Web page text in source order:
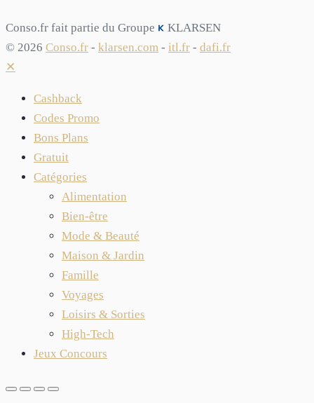
Conso.fr fait partie du Groupe
KLARSEN
© 2026 Conso.fr - klarsen.com - itl.fr - dafi.fr
✕
Cashback
Codes Promo
Bons Plans
Gratuit
Catégories
Alimentation
Bien-être
Mode & Beauté
Maison & Jardin
Famille
Voyages
Loisirs & Sorties
High-Tech
Jeux Concours